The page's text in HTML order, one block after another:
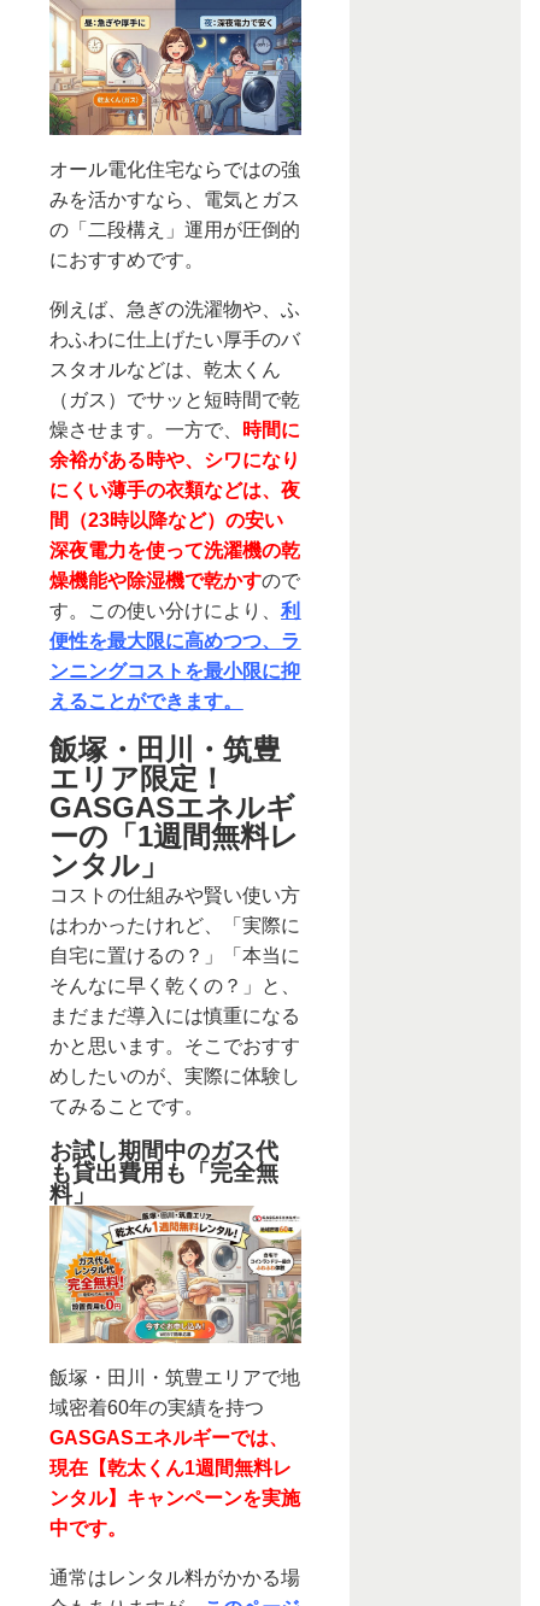
オール電化住宅ならではの強
みを活かすなら、電気とガス
の「二段構え」運用が圧倒的
におすすめです。
例えば、急ぎの洗濯物や、ふ
わふわに仕上げたい厚手のバ
スタオルなどは、乾太くん
（ガス）でサッと短時間で乾
燥させます。一方で、 時間に
余裕がある時や、シワになり
にくい薄手の衣類などは、夜
間（23時以降など）の安い
深夜電力を使って洗濯機の乾
燥機能や除湿機で乾かすので
す。この使い分けにより、利
便性を最大限に高めつつ、ラ
ンニングコストを最小限に抑
えることができます。
飯塚・田川・筑豊
エリア限定！
GASGASエネルギ
ーの「1週間無料レ
ンタル」
コストの仕組みや賢い使い方
はわかったけれど、「実際に
自宅に置けるの？」「本当に
そんなに早く乾くの？」と、
まだまだ導入には慎重になる
かと思います。そこでおすす
めしたいのが、実際に体験し
てみることです。
お試し期間中のガス代
も貸出費用も「完全無
料」
飯塚・田川・筑豊エリアで地
域密着60年の実績を持つ
GASGASエネルギーでは、
現在【乾太くん1週間無料レ
ンタル】キャンペーンを実施
中です。
通常はレンタル料がかかる場